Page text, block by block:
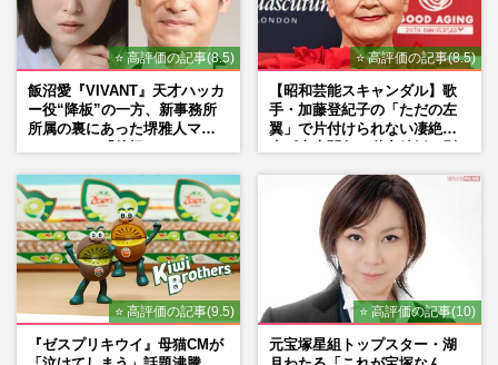
⭐ 高評価の記事(8.5)
飯沼愛『VIVANT』天才ハッカ
ー役“降板”の一方、新事務所
所属の裏にあった堺雅人マネ
⭐ 高評価の記事(8.5)
【昭和芸能スキャンダル】歌
手・加藤登紀子の「ただの左
翼」で片付けられない凄絶半
⭐ 高評価の記事(9.5)
『ゼスプリキウイ』母猫CMが
⭐ 高評価の記事(10)
元宝塚星組トップスター・湖